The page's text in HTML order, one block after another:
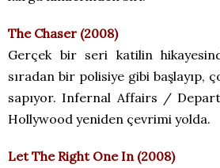
The Chaser (2008)
Gerçek bir seri katilin
sıradan bir polisiye gibi başlayıp,
sapıyor. Infernal Affairs /
Hollywood yeniden çevrimi yolda.
Let The Right One In (2008)